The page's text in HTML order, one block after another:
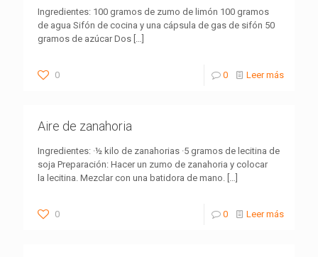
Ingredientes: 100 gramos de zumo de limón 100 gramos
de agua Sifón de cocina y una cápsula de gas de sifón 50
gramos de azúcar Dos […]
0 0 Leer más
Aire de zanahoria
Ingredientes: ·½ kilo de zanahorias ·5 gramos de lecitina de
soja Preparación: Hacer un zumo de zanahoria y colocar
la lecitina. Mezclar con una batidora de mano. […]
0 0 Leer más